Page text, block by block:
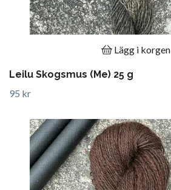
Lägg i korgen
Leilu Skogsmus (Me) 25 g
95 kr